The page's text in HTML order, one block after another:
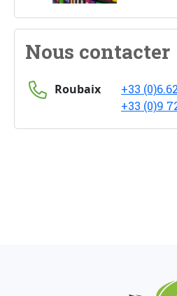
Nous contacter
Roubaix
+33
+33 (0)9